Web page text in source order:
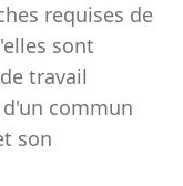
requises de
sont
travail
commun
son